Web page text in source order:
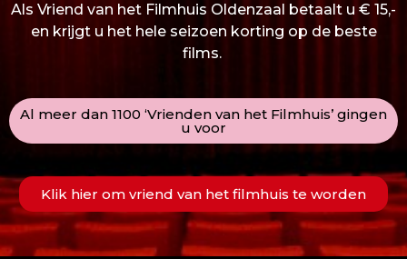
Als Vriend van het Filmhuis Oldenzaal betaalt u € 15,-
en krijgt u het hele seizoen korting op de beste
films.
Al meer dan 1100 ‘Vrienden van het Filmhuis’ gingen
u voor
Klik hier om vriend van het filmhuis te worden